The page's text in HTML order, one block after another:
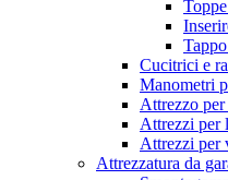
Cucitrici e
Manometri
Attrezzo
Attrezzi per
Attrezzi per
Attrezzatura da